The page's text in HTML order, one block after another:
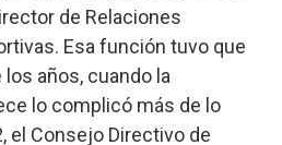
de Relaciones
Esa función tuvo que
años, cuando la
lo complicó más de lo
el Consejo Directivo de